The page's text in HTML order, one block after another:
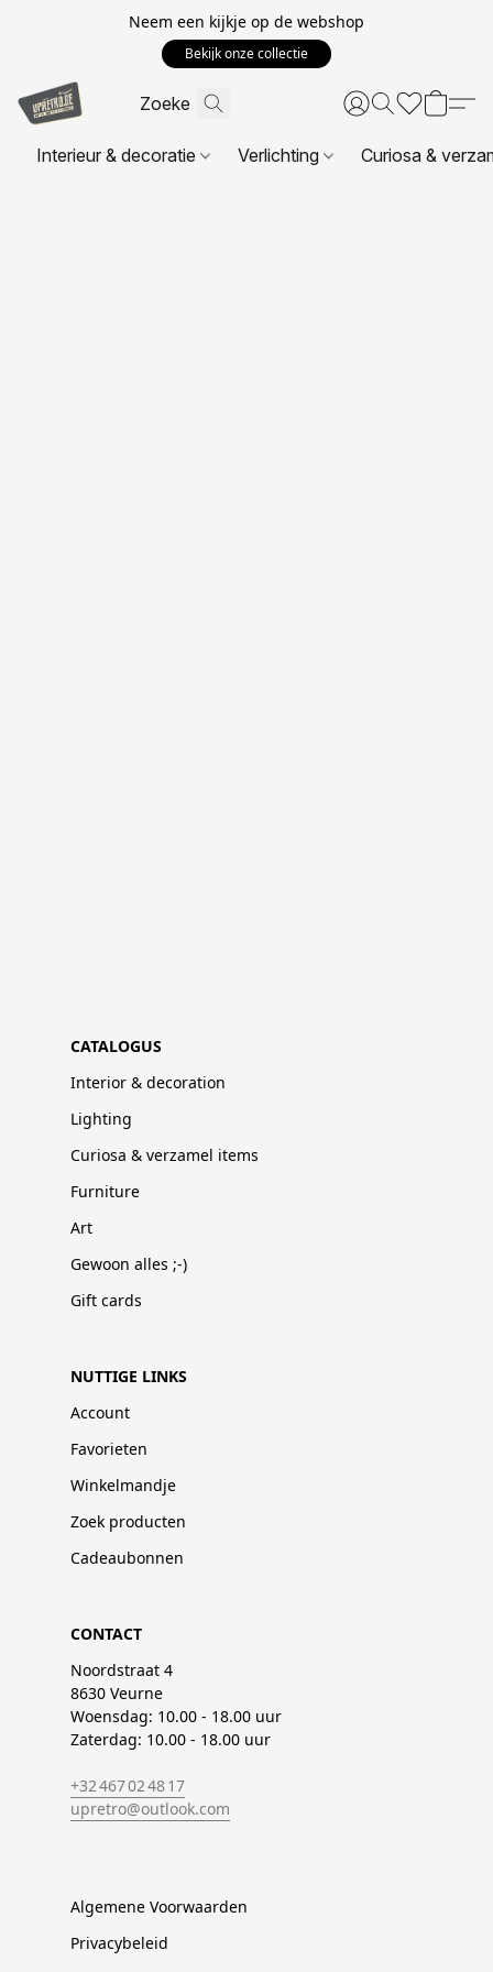
Neem een kijkje op de webshop
Bekijk onze collectie
Interieur & decoratie Verlichting Curiosa &
CATALOGUS
Interior & decoration
Lighting
Curiosa & verzamel items
Furniture
Art
Gewoon alles ;-)
Gift cards
NUTTIGE LINKS
Account
Favorieten
Winkelmandje
Zoek producten
Cadeaubonnen
CONTACT
Noordstraat 4
8630 Veurne
Woensdag: 10.00 - 18.00 uur
Zaterdag: 10.00 - 18.00 uur
+32 467 02 48 17
upretro@outlook.com
Algemene Voorwaarden
Privacybeleid